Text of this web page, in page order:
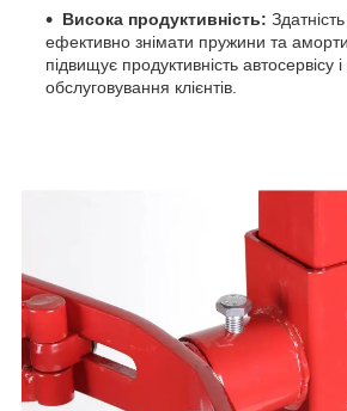
Висока продуктивність:
ефективно знімати пружини та
підвищує продуктивність автосервісу
обслуговування клієнтів.